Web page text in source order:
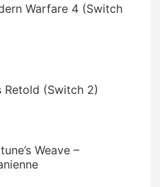
Warfare 4 (Switch
Retold (Switch 2)
Weave –